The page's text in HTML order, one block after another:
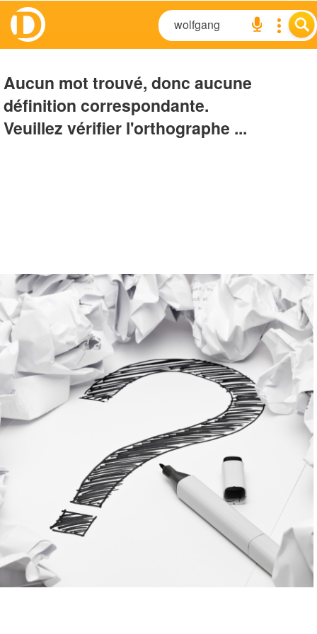
Aucun mot trouvé, donc aucune
définition correspondante.
Veuillez vérifier l'orthographe ...